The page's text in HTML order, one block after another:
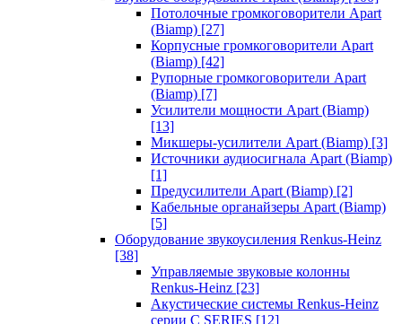
Потолочные громкоговорители Apart
(Biamp) [27]
Корпусные громкоговорители Apart
(Biamp) [42]
Рупорные громкоговорители Apart
(Biamp) [7]
Усилители мощности Apart (Biamp)
[13]
Микшеры-усилители Apart (Biamp) [3]
Источники аудиосигнала Apart (Biamp)
[1]
Предусилители Apart (Biamp) [2]
Кабельные органайзеры Apart (Biamp)
[5]
Оборудование звукоусиления Renkus-Heinz
[38]
Управляемые звуковые колонны
Renkus-Heinz [23]
Акустические системы Renkus-Heinz
серии C SERIES [12]